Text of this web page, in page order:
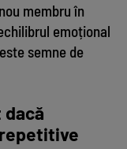
membru în
emoțional
semne de